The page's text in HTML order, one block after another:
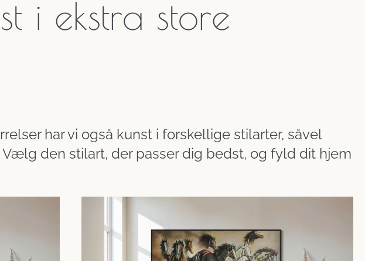
i ekstra store
har vi også kunst i forskellige stilarter, såvel
den stilart, der passer dig bedst, og fyld dit hjem